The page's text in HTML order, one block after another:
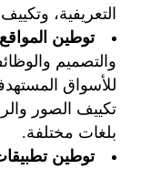
التعريفية،
توطين المواقع
والتصميم
للأسواق
تكييف الصور
بلغات مختلفة.
توطين